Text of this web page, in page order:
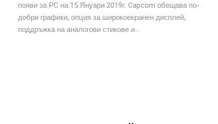
появи за PC на 15 Януари 2019г. Capcom обещава по-
добри графики, опция за широкоекранен дисплей,
поддръжка на аналогови стикове и...